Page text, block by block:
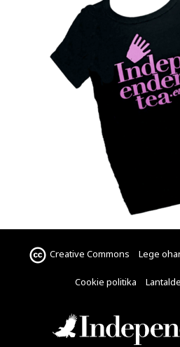
Creative Commons Lege
Cookie politika